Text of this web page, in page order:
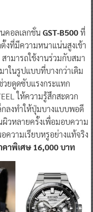
คอลเลกชั่นGST-B500ที่
งที่มีความหนาแน่นสูงเข้า
ามารถใช้งานร่วมกับสมา
ในรูปแบบที่บางกว่าเดิม
ยดูดซับแรงกระแทก
ให้ความรู้สึกสะดวก
ลงทำให้ปุ่มบางแบบพอดี
ผิวหลายครั้งเพื่อมอบความ
ความเรียบหรูอย่างแท้จริง
คาพิเศษ 16,000 บาท